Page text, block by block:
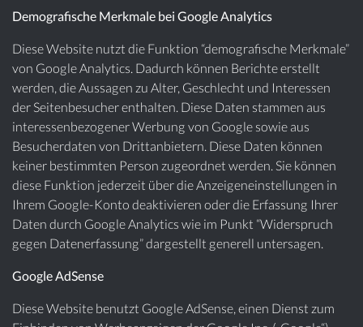
Demografische Merkmale bei Google Analytics
Diese Website nutzt die Funktion “demografische Merkmale”
von Google Analytics. Dadurch können Berichte erstellt
werden, die Aussagen zu Alter, Geschlecht und Interessen
der Seitenbesucher enthalten. Diese Daten stammen aus
interessenbezogener Werbung von Google sowie aus
Besucherdaten von Drittanbietern. Diese Daten können
keiner bestimmten Person zugeordnet werden. Sie können
diese Funktion jederzeit über die Anzeigeneinstellungen in
Ihrem Google-Konto deaktivieren oder die Erfassung Ihrer
Daten durch Google Analytics wie im Punkt “Widerspruch
gegen Datenerfassung” dargestellt generell untersagen.
Google AdSense
Diese Website benutzt Google AdSense, einen Dienst zum